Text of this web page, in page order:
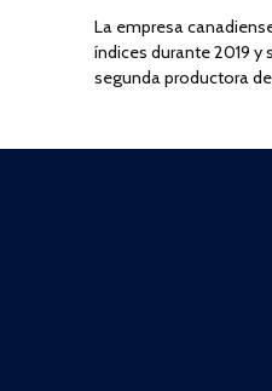
La empresa
índices durante 2019 y
segunda productora